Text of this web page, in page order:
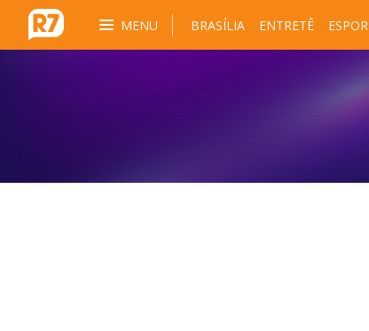
MENU BRASÍLIA ENTRETÊ